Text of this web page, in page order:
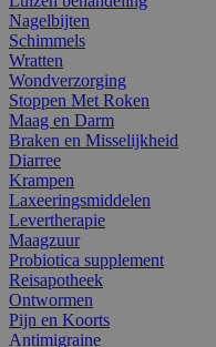
Nagelbijten
Schimmels
Wratten
Wondverzorging
Stoppen Met Roken
Maag en Darm
Braken en Misselijkheid
Diarree
Krampen
Laxeeringsmiddelen
Levertherapie
Maagzuur
Probiotica supplement
Reisapotheek
Ontwormen
Pijn en Koorts
Antimigraine